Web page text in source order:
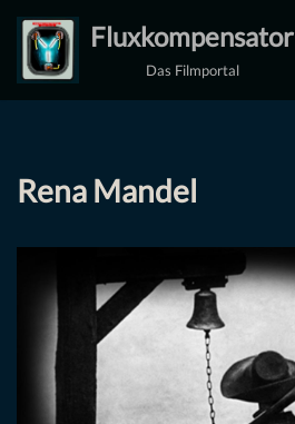
Zum
Inhalt
Fluxkompensator
Das Filmportal
Rena Mandel